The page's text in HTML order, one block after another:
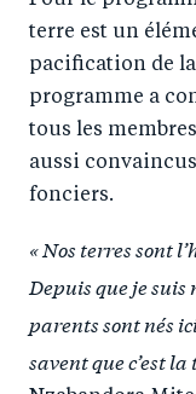
terre est un
pacification de
programme a
tous les
aussi
fonciers.
« Nos terres sont
Depuis que je suis
parents sont nés
savent que c’est